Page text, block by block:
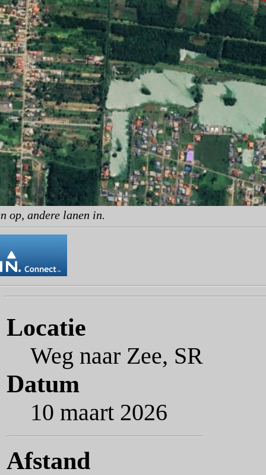
op, andere lanen in.
Locatie
Weg naar Zee, SR
Datum
10 maart 2026
Afstand